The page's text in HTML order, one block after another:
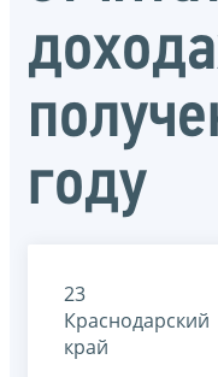
году
23
Краснодарский
край